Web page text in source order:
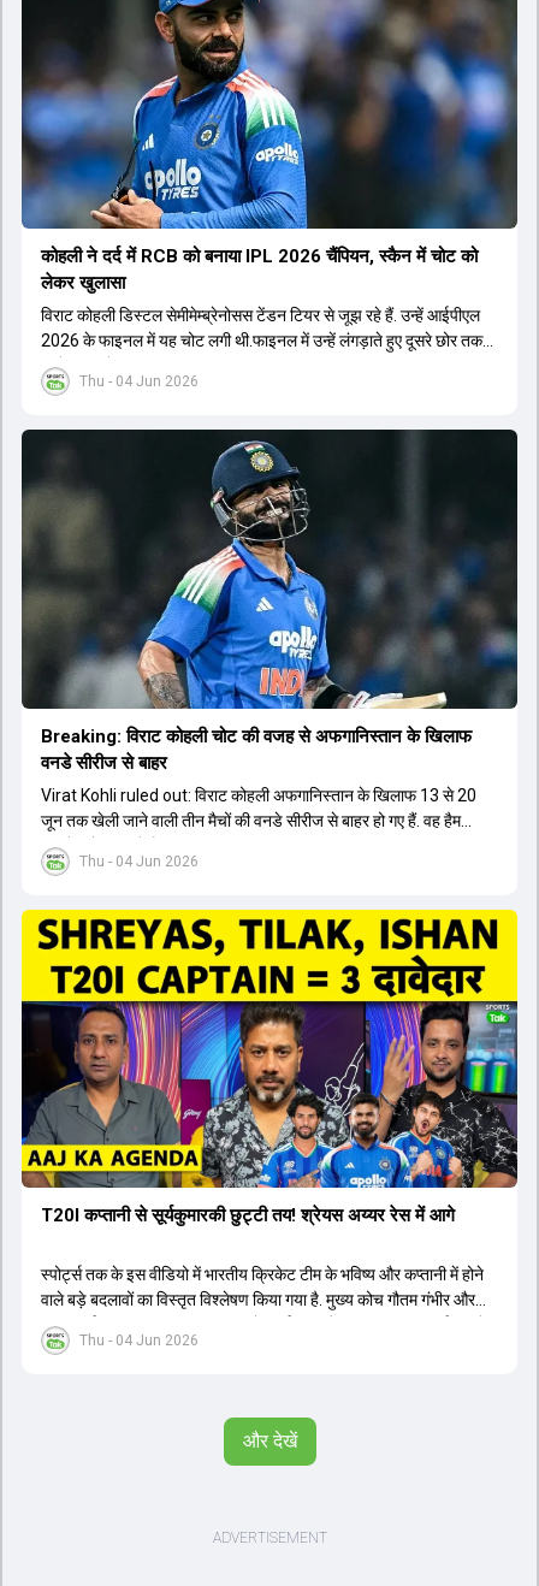
Thu - 04 Jun 2026
कोहली ने दर्द में RCB को बनाया IPL 2026 चैंप‍ियन, स्कैन में चोट को
लेकर खुलासा
विराट कोहली डिस्टल सेमीमेम्ब्रेनोसस टेंडन टियर से जूझ रहे हैं. उन्हें आईपीएल
2026 के फाइनल में यह चोट लगी थी.फाइनल में उन्हें लंगड़ाते हुए दूसरे छोर तक
जाते हुए भी देखा गया था.
Thu - 04 Jun 2026
Breaking: विराट कोहली चोट की वजह से अफगान‍िस्तान के ख‍िलाफ
वनडे सीरीज से बाहर
Virat Kohli ruled out: विराट कोहली अफगान‍िस्तान के ख‍िलाफ 13 से 20
जून तक खेली जाने वाली तीन मैचों की वनडे सीरीज से बाहर हो गए हैं. वह हैमस्ट्रिंग
की चोट से जूझ रहे हैं.
Thu - 04 Jun 2026
T20I कप्तानी से सूर्यकुमारकी छुट्टी तय! श्रेयस अय्यर रेस में आगे
स्पोर्ट्स तक के इस वीडियो में भारतीय क्रिकेट टीम के भविष्य और कप्तानी में होने
वाले बड़े बदलावों का विस्तृत विश्लेषण किया गया है. मुख्य कोच गौतम गंभीर और
चयनकर्ता अजीत अगरकर 2027 वनडे वर्ल्ड कप और 2028 टी20 वर्ल्ड कप के
लिए दीर्घकालिक योजना बना रहे हैं. चर्चा के अनुसार, सूर्यकुमार यादव के स्थान पर
चिंताओं के बीच नीतीश कुमार रेड्डी को उनके बैकअप के तौर पर तैयार किया जा
रहा है. वीडियो में वैभव सूर्यवंशी के डेब्यू, अभिषेक शर्मा और संजू सैमसन की ओपनिंग
ऑलराउंडर्स पर प्रभाव और भारत-अफगानिस्तान टेस्ट मैच जैसे महत्वपूर्ण विषयों
और देखें